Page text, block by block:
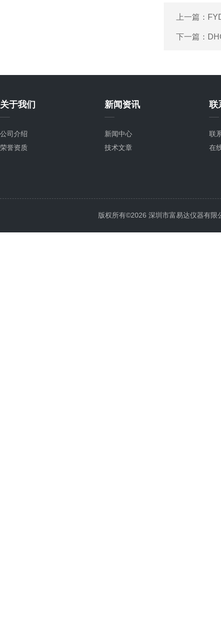
上一篇：
下一篇：
关于我们
公司介绍
荣誉资质
新闻资讯
新闻中心
技术文章
联
联
在
版权所有©2026 深圳市富易达仪器有